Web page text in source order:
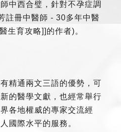
中西合璧，針對不孕症調
註冊中醫師 - 30多年中醫
生育攻略]]的作者)。
精通兩文三語的優勢，可
的醫學文獻，也經常舉行
各地權威的專家交流經
國際水平的服務。